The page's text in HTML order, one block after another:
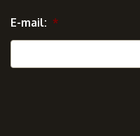
E-mail: *